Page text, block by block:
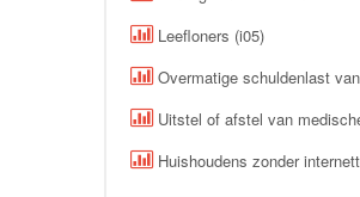
Leefloners (i05)
Overmatige schuldenlast
Uitstel of afstel van
Huishoudens zonder